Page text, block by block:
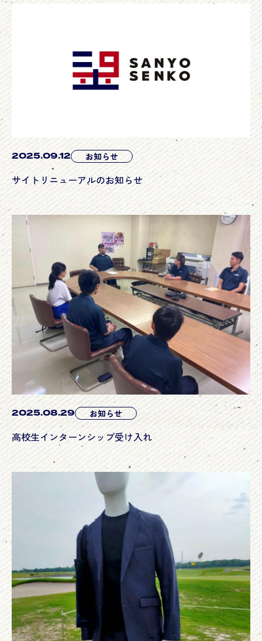
2025.09.12 お知らせ
サイトリニューアルのお知らせ
2025.08.29 お知らせ
高校生インターンシップ受け入れ